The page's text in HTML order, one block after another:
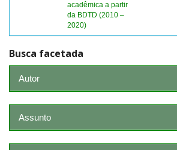
acadêmica a partir
da BDTD (2010 –
2020)
Busca facetada
Autor
Assunto